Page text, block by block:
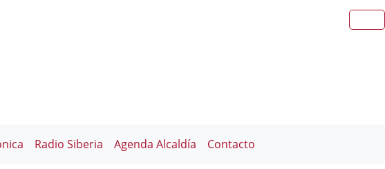
Radio Siberia Agenda Alcaldía Contacto